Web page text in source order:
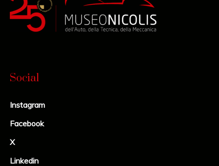
Social
Instagram
Facebook
X
Linkedin